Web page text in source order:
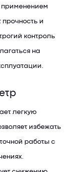
применением
прочность и
контроль
на
легкую
избежать
работы с